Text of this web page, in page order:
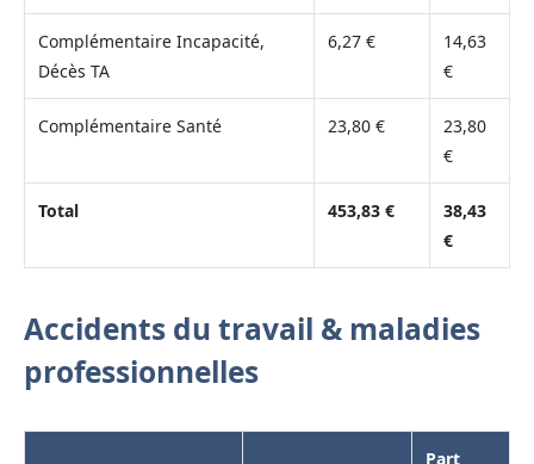
Complémentaire Incapacité,
Décès TA
6,27 €
14,63
€
Complémentaire Santé 23,80 €
23,80
€
Total 453,83 €
38,43
€
Accidents du travail & maladies
professionnelles
Part